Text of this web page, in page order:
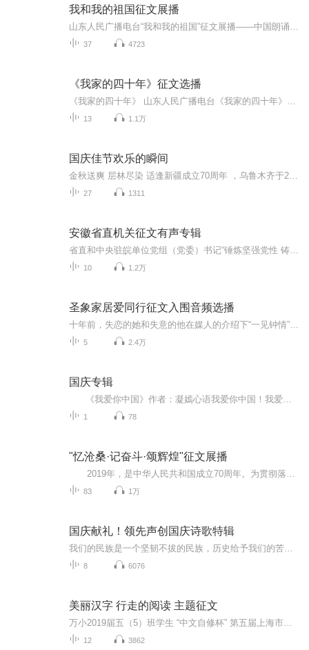
我和我的祖国征文展播
37 4723
《我家的四十年》征文选播
13 1.1万
国庆佳节欢乐的瞬间
27 1311
安徽省直机关征文有声专辑
10 1.2万
圣象家居爱同行征文入围音频选播
5 2.4万
国庆专辑
1 78
"忆沧桑·记奋斗·颂辉煌"征文展播
83 1万
国庆献礼！领先声创国庆诗歌特辑
8 6076
美丽汉字 行走的阅读 主题征文
12 3862